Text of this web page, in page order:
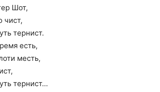
Шот,
чист,
тернист.
есть,
месть,
тернист…